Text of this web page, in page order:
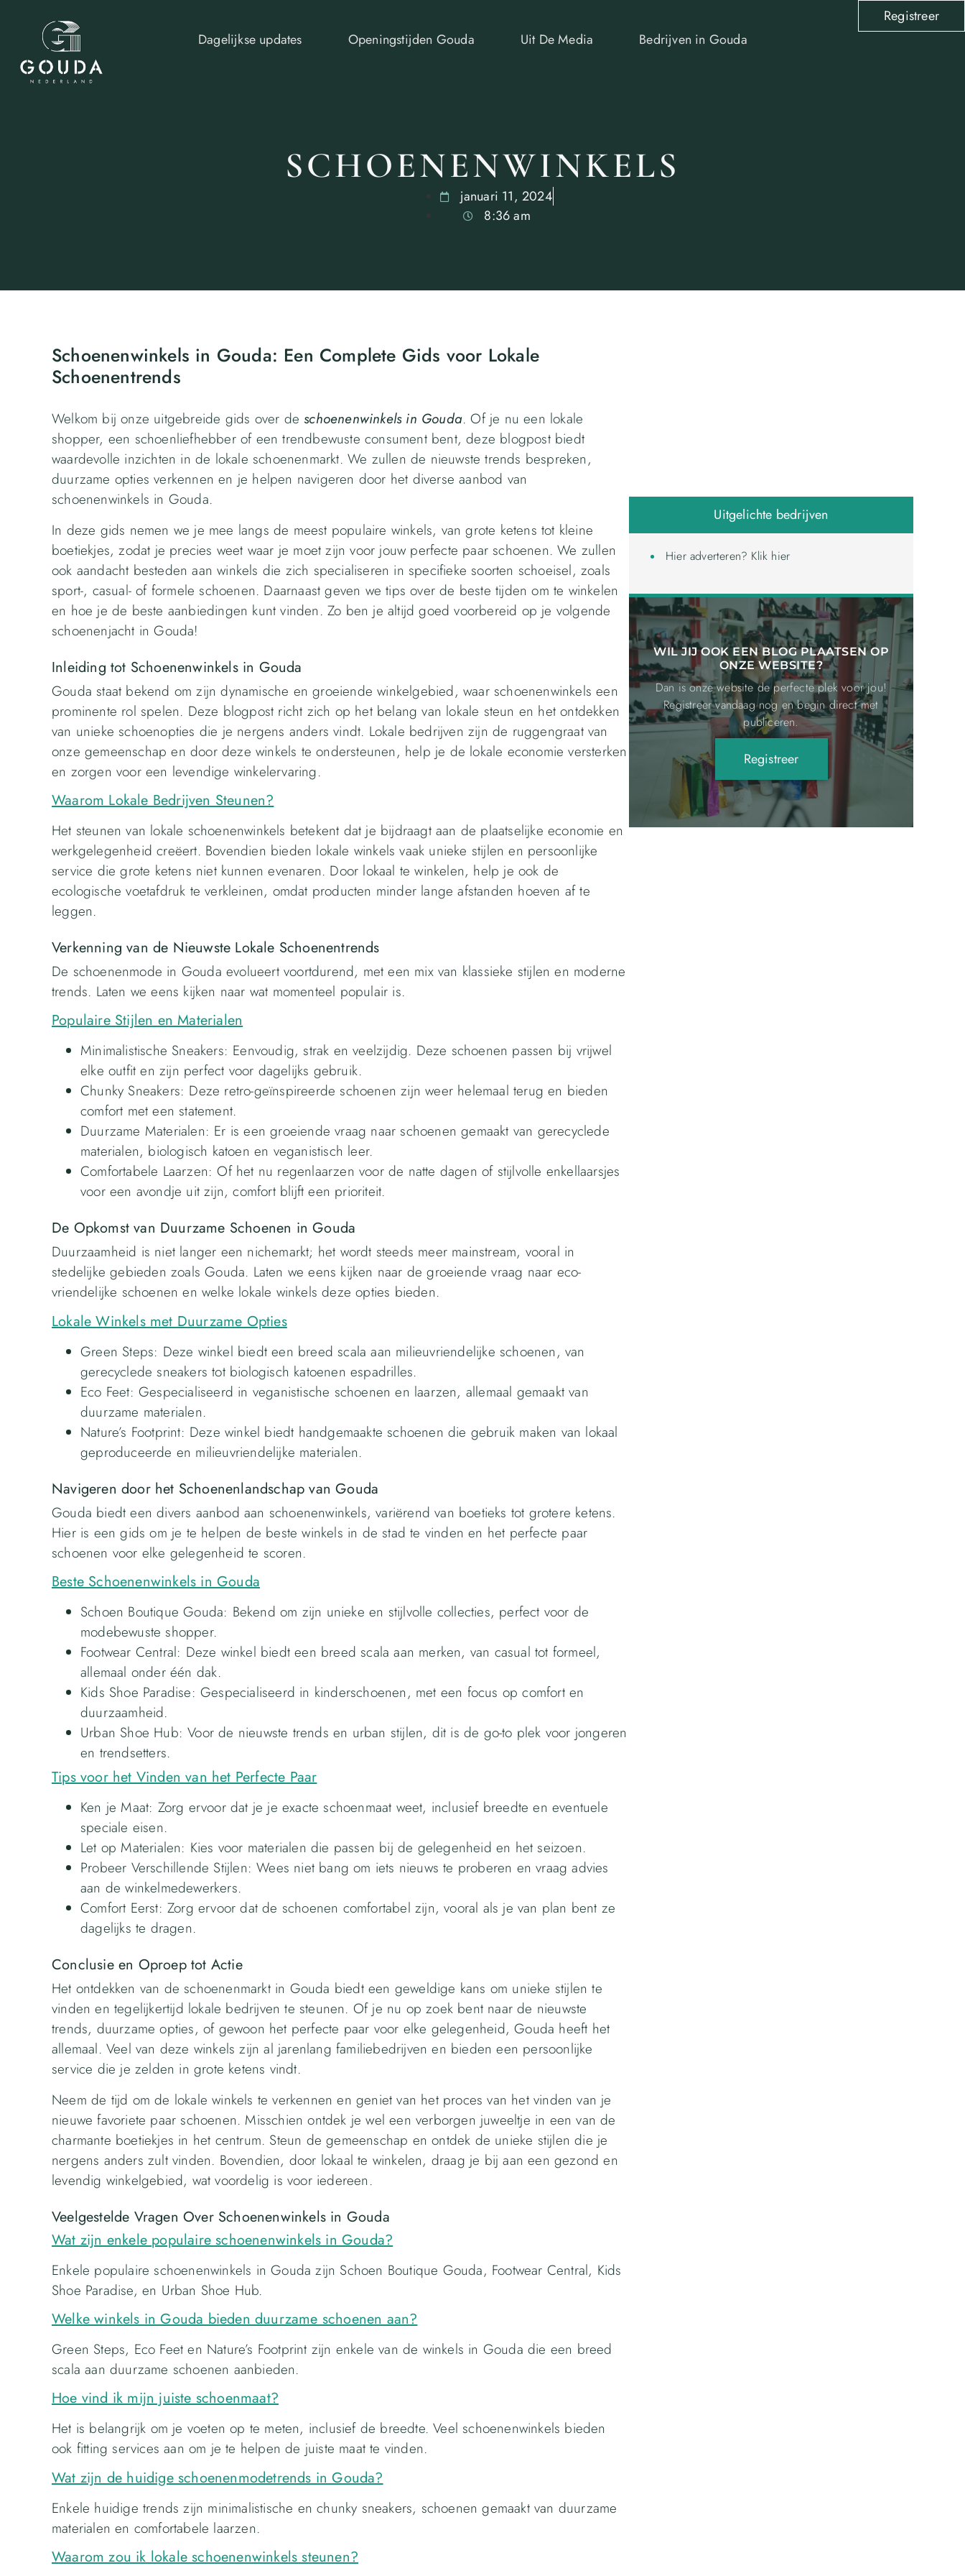
Dagelijkse updates Openingstijden Gouda Uit De Media Bedrijven in Gouda
Registreer
SCHOENENWINKELS
januari 11, 2024
8:36 am
Schoenenwinkels in Gouda: Een Complete Gids voor Lokale
Schoenentrends
Welkom bij onze uitgebreide gids over deschoenenwinkels in Gouda. Of je nu een lokale
shopper, een schoenliefhebber of een trendbewuste consument bent, deze blogpost biedt
waardevolle inzichten in de lokale schoenenmarkt. We zullen de nieuwste trends bespreken,
duurzame opties verkennen en je helpen navigeren door het diverse aanbod van
schoenenwinkels in Gouda.
In deze gids nemen we je mee langs de meest populaire winkels, van grote ketens tot kleine
boetiekjes, zodat je precies weet waar je moet zijn voor jouw perfecte paar schoenen. We zullen
ook aandacht besteden aan winkels die zich specialiseren in specifieke soorten schoeisel, zoals
sport-, casual- of formele schoenen. Daarnaast geven we tips over de beste tijden om te winkelen
en hoe je de beste aanbiedingen kunt vinden. Zo ben je altijd goed voorbereid op je volgende
schoenenjacht in Gouda!
Inleiding tot Schoenenwinkels in Gouda
Gouda staat bekend om zijn dynamische en groeiende winkelgebied, waar schoenenwinkels een
prominente rol spelen. Deze blogpost richt zich op het belang van lokale steun en het ontdekken
van unieke schoenopties die je nergens anders vindt. Lokale bedrijven zijn de ruggengraat van
onze gemeenschap en door deze winkels te ondersteunen, help je de lokale economie versterken
en zorgen voor een levendige winkelervaring.
Waarom Lokale Bedrijven Steunen?
Het steunen van lokale schoenenwinkels betekent dat je bijdraagt aan de plaatselijke economie en
werkgelegenheid creëert. Bovendien bieden lokale winkels vaak unieke stijlen en persoonlijke
service die grote ketens niet kunnen evenaren. Door lokaal te winkelen, help je ook de
ecologische voetafdruk te verkleinen, omdat producten minder lange afstanden hoeven af te
leggen.
Verkenning van de Nieuwste Lokale Schoenentrends
De schoenenmode in Gouda evolueert voortdurend, met een mix van klassieke stijlen en moderne
trends. Laten we eens kijken naar wat momenteel populair is.
Populaire Stijlen en Materialen
Minimalistische Sneakers: Eenvoudig, strak en veelzijdig. Deze schoenen passen bij vrijwel
elke outfit en zijn perfect voor dagelijks gebruik.
Chunky Sneakers: Deze retro-geïnspireerde schoenen zijn weer helemaal terug en bieden
comfort met een statement.
Duurzame Materialen: Er is een groeiende vraag naar schoenen gemaakt van gerecyclede
materialen, biologisch katoen en veganistisch leer.
Comfortabele Laarzen: Of het nu regenlaarzen voor de natte dagen of stijlvolle enkellaarsjes
voor een avondje uit zijn, comfort blijft een prioriteit.
De Opkomst van Duurzame Schoenen in Gouda
Duurzaamheid is niet langer een nichemarkt; het wordt steeds meer mainstream, vooral in
stedelijke gebieden zoals Gouda. Laten we eens kijken naar de groeiende vraag naar eco-
vriendelijke schoenen en welke lokale winkels deze opties bieden.
Lokale Winkels met Duurzame Opties
Green Steps: Deze winkel biedt een breed scala aan milieuvriendelijke schoenen, van
gerecyclede sneakers tot biologisch katoenen espadrilles.
Eco Feet: Gespecialiseerd in veganistische schoenen en laarzen, allemaal gemaakt van
duurzame materialen.
Nature’s Footprint: Deze winkel biedt handgemaakte schoenen die gebruik maken van lokaal
geproduceerde en milieuvriendelijke materialen.
Navigeren door het Schoenenlandschap van Gouda
Gouda biedt een divers aanbod aan schoenenwinkels, variërend van boetieks tot grotere ketens.
Hier is een gids om je te helpen de beste winkels in de stad te vinden en het perfecte paar
schoenen voor elke gelegenheid te scoren.
Beste Schoenenwinkels in Gouda
Schoen Boutique Gouda: Bekend om zijn unieke en stijlvolle collecties, perfect voor de
modebewuste shopper.
Footwear Central: Deze winkel biedt een breed scala aan merken, van casual tot formeel,
allemaal onder één dak.
Kids Shoe Paradise: Gespecialiseerd in kinderschoenen, met een focus op comfort en
duurzaamheid.
Urban Shoe Hub: Voor de nieuwste trends en urban stijlen, dit is de go-to plek voor jongeren
en trendsetters.
Tips voor het Vinden van het Perfecte Paar
Ken je Maat: Zorg ervoor dat je je exacte schoenmaat weet, inclusief breedte en eventuele
speciale eisen.
Let op Materialen: Kies voor materialen die passen bij de gelegenheid en het seizoen.
Probeer Verschillende Stijlen: Wees niet bang om iets nieuws te proberen en vraag advies
aan de winkelmedewerkers.
Comfort Eerst: Zorg ervoor dat de schoenen comfortabel zijn, vooral als je van plan bent ze
dagelijks te dragen.
Conclusie en Oproep tot Actie
Het ontdekken van de schoenenmarkt in Gouda biedt een geweldige kans om unieke stijlen te
vinden en tegelijkertijd lokale bedrijven te steunen. Of je nu op zoek bent naar de nieuwste
trends, duurzame opties, of gewoon het perfecte paar voor elke gelegenheid, Gouda heeft het
allemaal. Veel van deze winkels zijn al jarenlang familiebedrijven en bieden een persoonlijke
service die je zelden in grote ketens vindt.
Neem de tijd om de lokale winkels te verkennen en geniet van het proces van het vinden van je
nieuwe favoriete paar schoenen. Misschien ontdek je wel een verborgen juweeltje in een van de
charmante boetiekjes in het centrum. Steun de gemeenschap en ontdek de unieke stijlen die je
nergens anders zult vinden. Bovendien, door lokaal te winkelen, draag je bij aan een gezond en
levendig winkelgebied, wat voordelig is voor iedereen.
Veelgestelde Vragen Over Schoenenwinkels in Gouda
Wat zijn enkele populaire schoenenwinkels in Gouda?
Enkele populaire schoenenwinkels in Gouda zijn Schoen Boutique Gouda, Footwear Central, Kids
Shoe Paradise, en Urban Shoe Hub.
Welke winkels in Gouda bieden duurzame schoenen aan?
Green Steps, Eco Feet en Nature’s Footprint zijn enkele van de winkels in Gouda die een breed
scala aan duurzame schoenen aanbieden.
Hoe vind ik mijn juiste schoenmaat?
Het is belangrijk om je voeten op te meten, inclusief de breedte. Veel schoenenwinkels bieden
ook fitting services aan om je te helpen de juiste maat te vinden.
Wat zijn de huidige schoenenmodetrends in Gouda?
Enkele huidige trends zijn minimalistische en chunky sneakers, schoenen gemaakt van duurzame
materialen en comfortabele laarzen.
Waarom zou ik lokale schoenenwinkels steunen?
Uitgelichte bedrijven
Hier adverteren? Klik hier
WIL JIJ OOK EEN BLOG PLAATSEN OP
ONZE WEBSITE?
Dan is onze website de perfecte plek voor jou!
Registreer vandaag nog en begin direct met
publiceren.
Registreer